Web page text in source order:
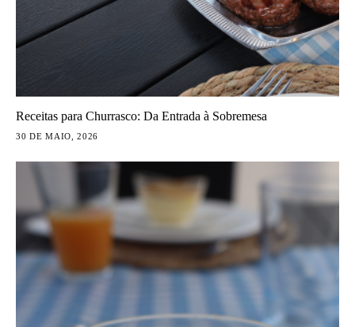
Receitas para Churrasco: Da Entrada à Sobremesa
30 DE MAIO, 2026